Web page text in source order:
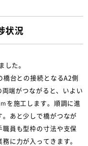
状況
た。
台との接続となるA2側
端がつながると、いよい
を施工します。順調に進
あと少しで橋がつなが
員も型枠の寸法や支保
に力が入ってきます。